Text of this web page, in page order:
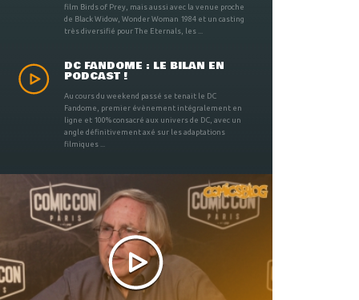
film Birds of Prey, mais aussi avec la venue proche
de Black Widow, Wonder Woman 1984 et un casting
très diversifié pour The Eternals, les ...
DC FANDOME : LE BILAN EN
PODCAST !
Au cours du weekend passé se tenait le DC
Fandome, premier évènement intégralement en
ligne et 100% consacré aux univers de DC, avec un
angle définitivement axé sur les adaptations
filmiques ...